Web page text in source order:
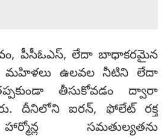
పీసీఓఎస్, లేదా బాధాకరమైన
మహిళలు ఉలవల నీటిని లేదా
తీసుకోవడం ద్వారా
దీనిలోని ఐరన్, ఫోలేట్ రక్త
సమతుల్యతను